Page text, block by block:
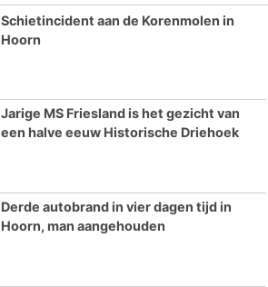
Schietincident aan de Korenmolen in
Hoorn
Jarige MS Friesland is het gezicht van
een halve eeuw Historische Driehoek
Derde autobrand in vier dagen tijd in
Hoorn, man aangehouden